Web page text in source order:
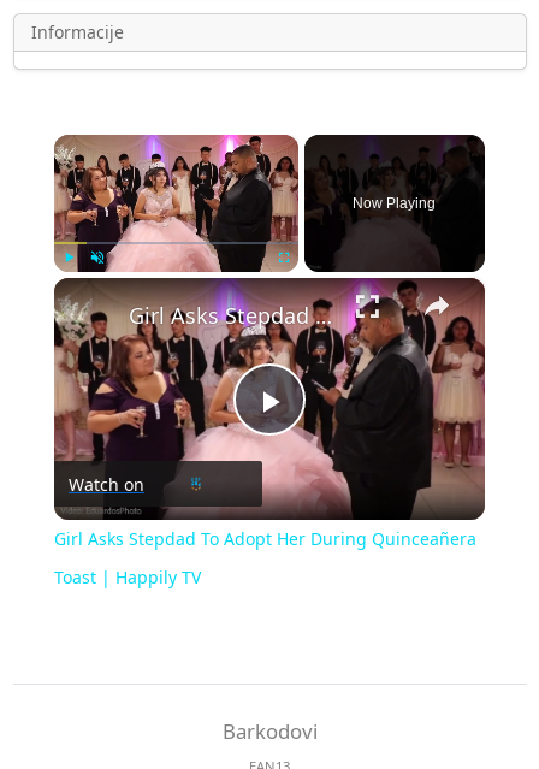
Informacije
×
Now Playing
×
Play
Video
Girl Asks Stepdad To Adopt Her During Quinceañera Toast | Happily TV
Watch on
Girl Asks Stepdad To Adopt Her During Quinceañera
Toast | Happily TV
Barkodovi